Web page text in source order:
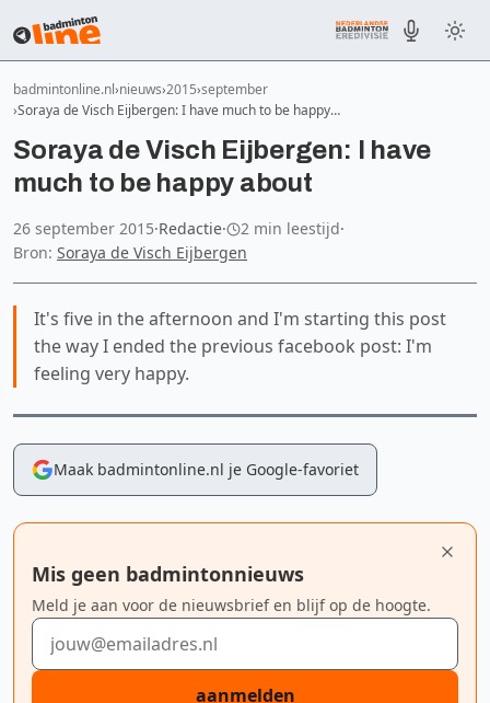
badmintonline.nl nieuws 2015 september
Soraya de Visch Eijbergen: I have much to be happy…
Soraya de Visch Eijbergen: I have
much to be happy about
26 september 2015·Redactie· 2 min leestijd·
Bron: Soraya de Visch Eijbergen
It's five in the afternoon and I'm starting this post
the way I ended the previous facebook post: I'm
feeling very happy.
Maak badmintonline.nl je Google-favoriet
Mis geen badmintonnieuws
Meld je aan voor de nieuwsbrief en blijf op de hoogte.
E-mailadres
aanmelden